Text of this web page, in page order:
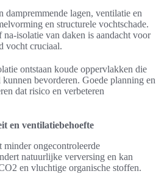
dampremmende lagen, ventilatie en
en structurele vochtschade.
isolatie van daken is aandacht voor
vocht cruciaal.
ontstaan koude oppervlakken die
bevorderen. Goede planning en
dat risico en verbeteren
en ventilatiebehoefte
minder ongecontroleerde
natuurlijke verversing en kan
en vluchtige organische stoffen.